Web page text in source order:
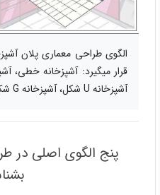
الگوی طراحی معماری پلان
آشپزخانه U شکل، آشپزخانه G شکل
پنج الگوی اصلی در